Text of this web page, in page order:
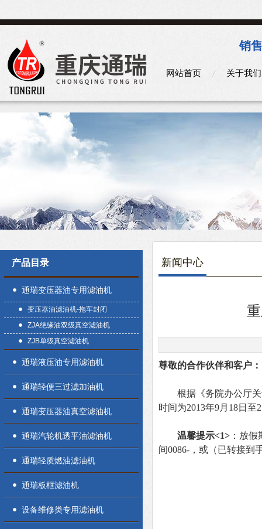
销
网站首页 关于我们
产品目录
通瑞变压器油专用滤油机
变压器油滤油机-拖车封闭
ZJA绝缘油双级真空滤油机
ZJB单级真空滤油机
通瑞液压油专用滤油机
通瑞轻便三过滤加油机
通瑞变压器油真空滤油机
通瑞汽轮机透平油滤油机
通瑞轻质燃油滤油机
通瑞板框滤油机
设备维修类专用滤油机
新闻中心
尊敬的合作伙伴和客户：
根据《务院办公厅关
时间为2013年9月18日至
温馨提示<1> ：放
间0086-，或（已转接到